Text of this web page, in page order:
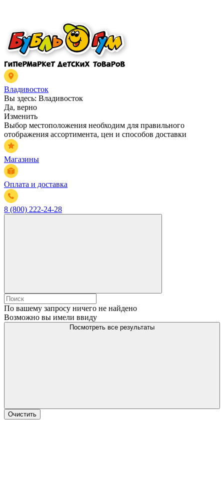
Владивосток
Вы здесь: Владивосток
Да, верно
Изменить
Выбор местоположения необходим для правильного
отображения ассортимента, цен и способов доставки
Магазины
Оплата и доставка
8 (800) 222-24-28
По вашему запросу ничего не найдено
Возможно вы имели ввиду
Посмотреть все результаты
Очистить